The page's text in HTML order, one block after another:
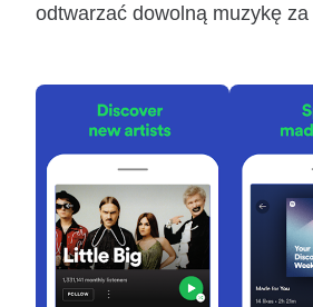
odtwarzać dowolną muzykę